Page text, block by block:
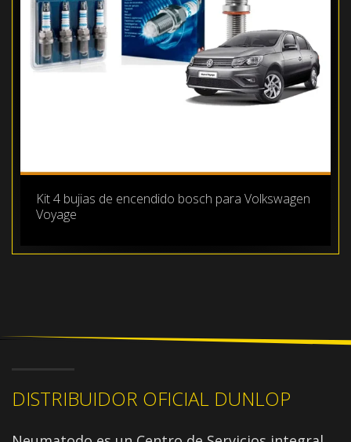
Kit 4 bujias de encendido bosch para Volkswagen
Voyage
DISTRIBUIDOR OFICIAL DUNLOP